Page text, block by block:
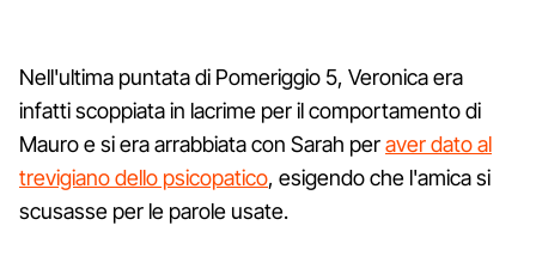
Nell'ultima puntata di Pomeriggio 5, Veronica era
infatti scoppiata in lacrime per il comportamento di
Mauro e si era arrabbiata con Sarah peraver dato al
trevigiano dello psicopatico, esigendo che l'amica si
scusasse per le parole usate.